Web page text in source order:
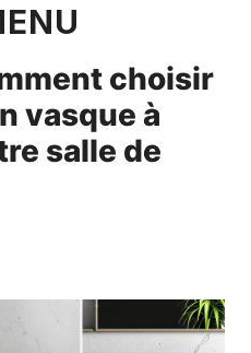
choisir
vasque à
salle de